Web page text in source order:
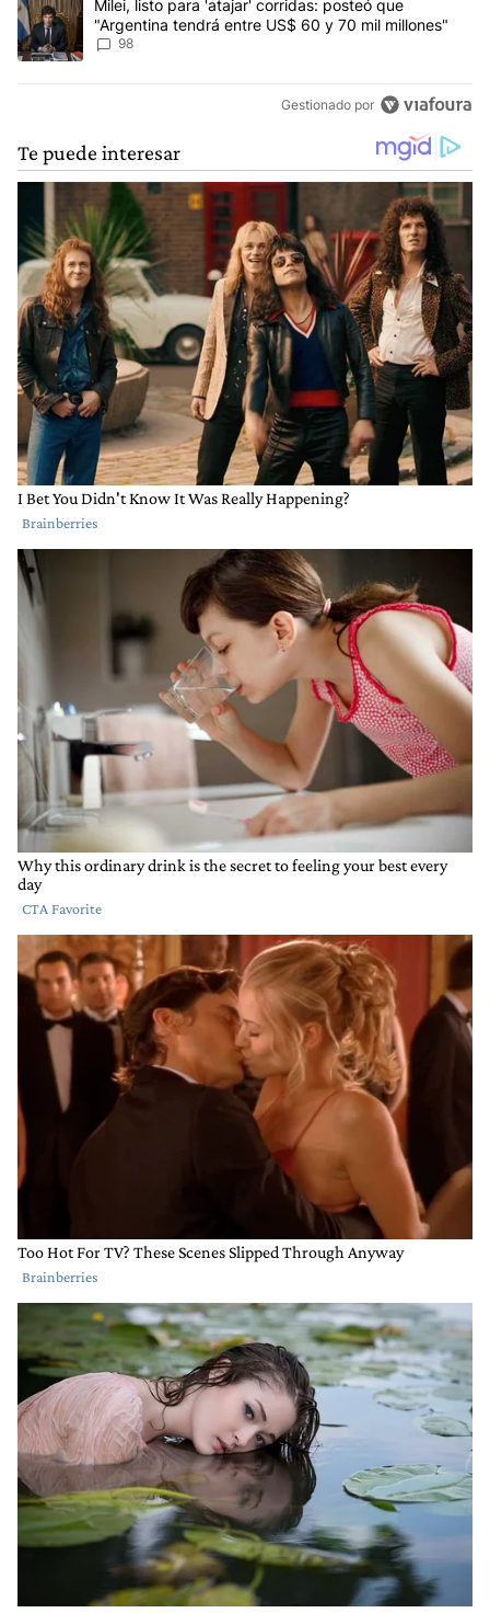
Un artículo de tendencia con el título "Milei, listo para 'atajar'
Milei, listo para 'atajar' corridas: posteó que
"Argentina tendrá entre US$ 60 y 70 mil millones"
98
Gestionado por